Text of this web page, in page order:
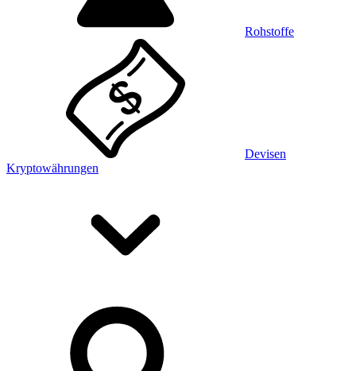
Rohstoffe
Devisen
Kryptowährungen